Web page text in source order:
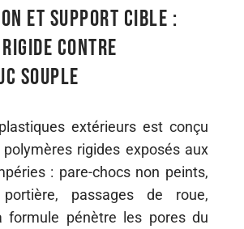
et support cible :
contre
souple
extérieurs est conçu
rigides exposés aux
: pare-chocs non peints,
passages de roue,
formule pénètre les pores du